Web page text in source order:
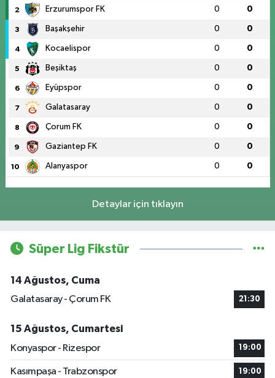
2 Erzurumspor FK 0 0
3 Başakşehir 0 0
4 Kocaelispor 0 0
5 Beşiktaş 0 0
6 Eyüpspor 0 0
7 Galatasaray 0 0
8 Çorum FK 0 0
9 Gaziantep FK 0 0
10 Alanyaspor 0 0
Detaylar için tıklayın
Süper Lig Fikstür
14 Ağustos, Cuma
Galatasaray - Çorum FK
21:30
15 Ağustos, Cumartesi
Konyaspor - Rizespor
19:00
Kasımpaşa - Trabzonspor 19:00